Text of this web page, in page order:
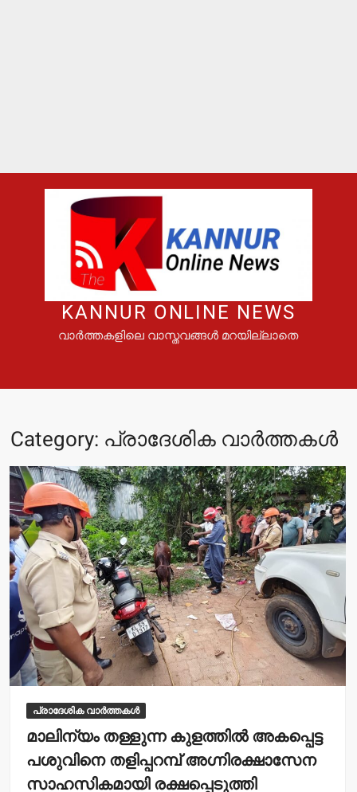
KANNUR ONLINE NEWS
വാർത്തകളിലെ വാസ്തവങ്ങൾ മറയില്ലാതെ
Category: പ്രാദേശിക വാർത്തകൾ
പ്രാദേശിക വാർത്തകൾ
മാലിന്യം തള്ളുന്ന കുളത്തില്‍ അകപ്പെട്ട
പശുവിനെ തളിപ്പറമ്പ് അഗ്നിരക്ഷാസേന
സാഹസികമായി രക്ഷപ്പെടുത്തി